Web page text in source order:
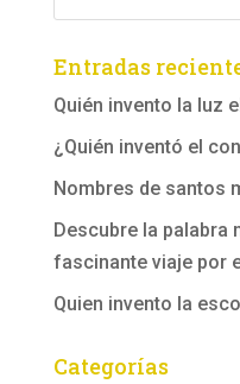
Entradas
Quién invento la luz
¿Quién inventó el
Nombres de santos
Descubre la palabra
fascinante viaje por
Quien invento la
Categorías